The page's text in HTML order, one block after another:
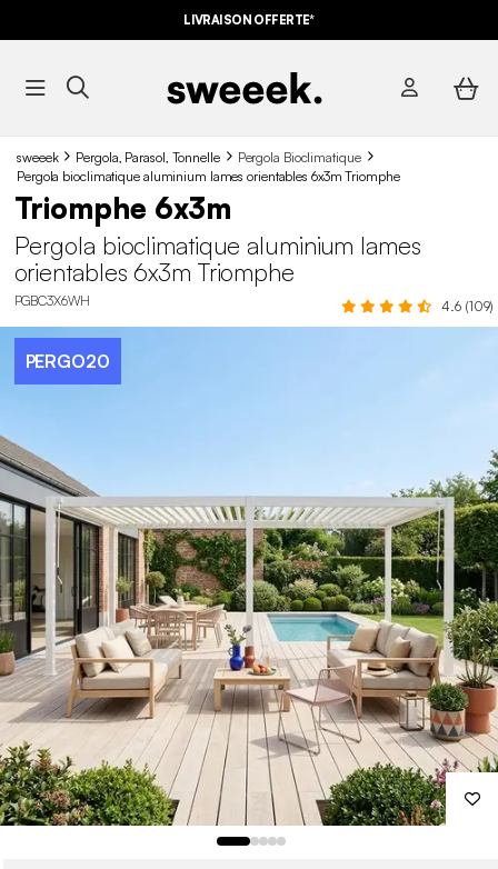
LIVRAISON OFFERTE*
sweeek Pergola, Parasol, Tonnelle
Pergola Bioclimatique
Pergola bioclimatique aluminium lames orientables 6x3m Triomphe
Triomphe 6x3m
Pergola bioclimatique aluminium lames
orientables 6x3m Triomphe
PGBC3X6WH 4.6 (109)
PERGO20